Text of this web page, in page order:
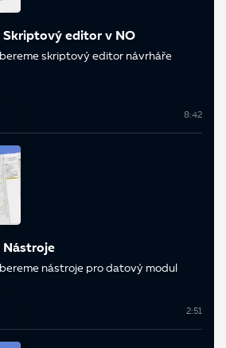
Skriptový editor v NO
skriptový editor návrháře
8:42
Nástroje
nástroje pro datový modul
2:51